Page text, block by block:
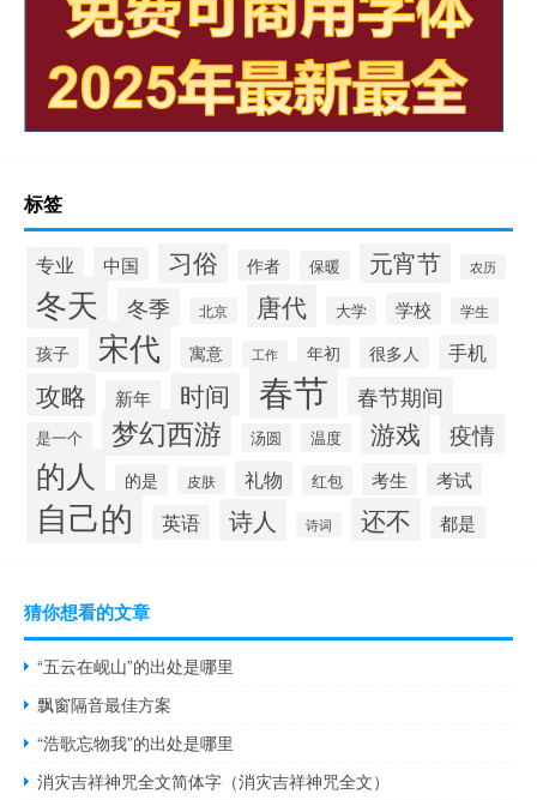
标签
专业 中国 习俗 作者 保暖 元宵节 农历
冬天 冬季 北京 唐代 大学 学校 学生
孩子 宋代 寓意 工作 年初 很多人 手机
攻略 新年 时间 春节 春节期间
是一个 梦幻西游 汤圆 温度 游戏 疫情
的人 的是 皮肤 礼物 红包 考生 考试
自己的 英语 诗人 诗词 还不 都是
猜你想看的文章
“五云在岘山”的出处是哪里
飘窗隔音最佳方案
“浩歌忘物我”的出处是哪里
消灾吉祥神咒全文简体字（消灾吉祥神咒全文）